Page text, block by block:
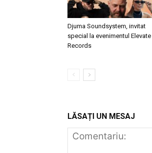
Djuma Soundsystem, invitat
special la evenimentul Elevate
Records
LĂSAȚI UN MESAJ